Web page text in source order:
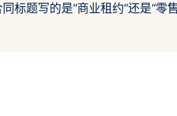
标题写的是“商业租约”还是“